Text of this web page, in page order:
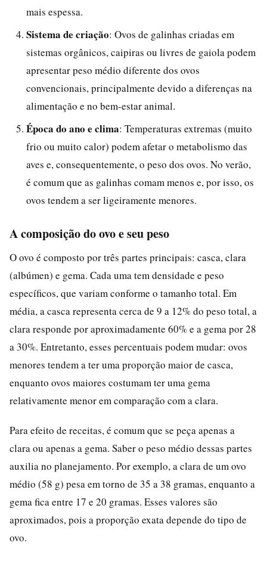
mais espessa.
Sistema de criação: Ovos de galinhas criadas em
sistemas orgânicos, caipiras ou livres de gaiola podem
apresentar peso médio diferente dos ovos
convencionais, principalmente devido a diferenças na
alimentação e no bem-estar animal.
Época do ano e clima: Temperaturas extremas (muito
frio ou muito calor) podem afetar o metabolismo das
aves e, consequentemente, o peso dos ovos. No verão,
é comum que as galinhas comam menos e, por isso, os
ovos tendem a ser ligeiramente menores.
A composição do ovo e seu peso
O ovo é composto por três partes principais: casca, clara
(albúmen) e gema. Cada uma tem densidade e peso
específicos, que variam conforme o tamanho total. Em
média, a casca representa cerca de 9 a 12% do peso total, a
clara responde por aproximadamente 60% e a gema por 28
a 30%. Entretanto, esses percentuais podem mudar: ovos
menores tendem a ter uma proporção maior de casca,
enquanto ovos maiores costumam ter uma gema
relativamente menor em comparação com a clara.
Para efeito de receitas, é comum que se peça apenas a
clara ou apenas a gema. Saber o peso médio dessas partes
auxilia no planejamento. Por exemplo, a clara de um ovo
médio (58 g) pesa em torno de 35 a 38 gramas, enquanto a
gema fica entre 17 e 20 gramas. Esses valores são
aproximados, pois a proporção exata depende do tipo de
ovo.